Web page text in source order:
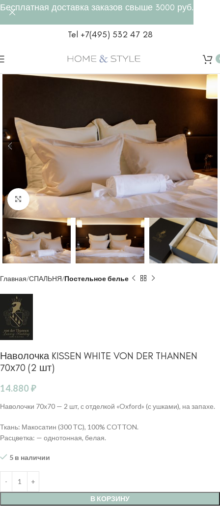
Tel +7(495) 532 47 28
Click to enlarge
Главная СПАЛЬНЯ Постельное белье
Наволочка KISSEN WHITE VON DER THANNEN
70х70 (2 шт)
14.880₽
Наволочки 70х70 — 2 шт, с отделкой «Oxford» (с ушками), на запахе.
Ткань: Макосатин (300 ТС), 100% COTTON.
Расцветка: — однотонная, белая.
5 в наличии
В КОРЗИНУ
Бесплатная доставка заказов свыше 3000 руб.